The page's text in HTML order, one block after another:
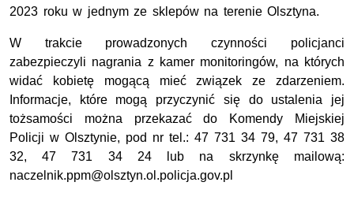
2023 roku w jednym ze sklepów na terenie Olsztyna.
W trakcie prowadzonych czynności policjanci
zabezpieczyli nagrania z kamer monitoringów, na których
widać kobietęmogącą mieć związek ze zdarzeniem.
Informacje, które mogą przyczynić się doustalenia jej
tożsamości można przekazać do Komendy Miejskiej
Policji w Olsztynie, pod nr tel.: 47 731 34 79, 47 731 38
32, 47 731 34 24 lub na skrzynkę mailową:
naczelnik.ppm@olsztyn.ol.policja.gov.pl